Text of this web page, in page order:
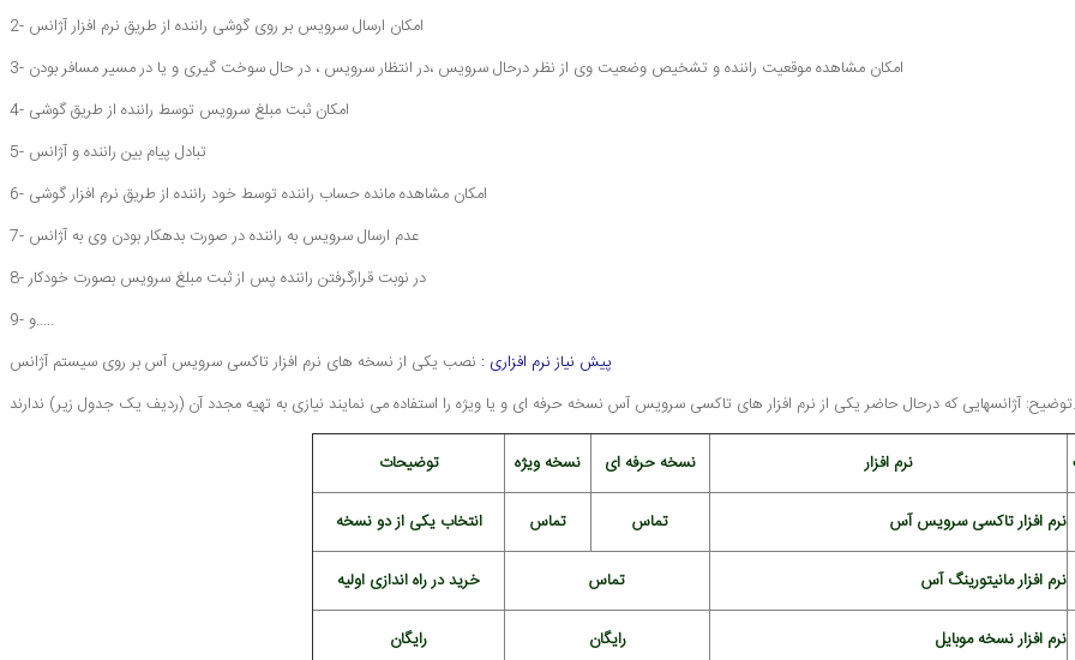
2- امکان ارسال سرویس بر روی گوشی راننده از طریق نرم افزار آژانس
3- امکان مشاهده موقعیت راننده و تشخیص وضعیت وی از نظر درحال سرویس ،در انتظار سرویس ، در حال سوخت گیری و یا در مسیر مسافر بودن
4- امکان ثبت مبلغ سرویس توسط راننده از طریق گوشی
5- تبادل پیام بین راننده و آژانس
6- امکان مشاهده مانده حساب راننده توسط خود راننده از طریق نرم افزار گوشی
7- عدم ارسال سرویس به راننده در صورت بدهکار بودن وی به آژانس
8- در نوبت قرارگرفتن راننده پس از ثبت مبلغ سرویس بصورت خودکار
9- و.....
پیش نیاز نرم افزاری : نصب یکی از نسخه های نرم افزار تاکسی سرویس آس بر روی سیستم آژانس
توضیح: آژانسهایی که درحال حاضر یکی از نرم افزار های تاکسی سرویس آس نسخه حرفه ای و یا ویژه را استفاده می نمایند نیازی به تهیه مجدد آن (ردیف یک جدول زیر) ندارند.
نرم افزار نسخه حرفه ای نسخه ویژه توضیحات
نرم افزار تاکسی سرویس آس تماس تماس انتخاب یکی از دو نسخه
نرم افزار مانیتورینگ آس تماس خرید در راه اندازی اولیه
نرم افزار نسخه موبایل رایگان رایگان